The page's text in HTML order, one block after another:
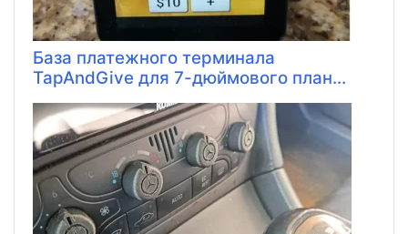
База платежного терминала
TapAndGive для 7-дюймового план...